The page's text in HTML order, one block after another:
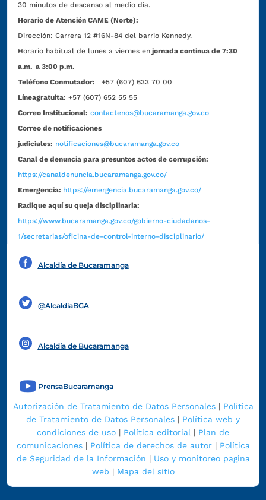
30 minutos de descanso al medio día.
Horario de Atención CAME (Norte):
Dirección:Carrera 12 #16N-84 del barrio Kennedy.
Horario habitual de lunes a viernes en jornada continua de 7:30
a.m. a 3:00 p.m.
Teléfono Conmutador:
+57 (607) 633 70 00
Líneagratuita: +57 (607) 652 55 55
Correo Institucional: contactenos@bucaramanga.gov.co
Correo de notificaciones
judiciales: notificaciones@bucaramanga.gov.co
Canal de denuncia para presuntos actos de corrupción:
https://canaldenuncia.bucaramanga.gov.co/
Emergencia: https://emergencia.bucaramanga.gov.co/
Radique aquí su queja disciplinaria:
https://www.bucaramanga.gov.co/gobierno-ciudadanos-
1/secretarias/oficina-de-control-interno-disciplinario/
Alcaldía de Bucaramanga
@AlcaldíaBGA
Alcaldía de Bucaramanga
PrensaBucaramanga
Autorización de Tratamiento de Datos Personales| Política
de Tratamiento de Datos Personales | Política web y
condiciones de uso | Política editorial | Plan de
comunicaciones| Política de derechos de autor| Política
de Seguridad de la Información | Uso y monitoreo pagina
web | Mapa del sitio